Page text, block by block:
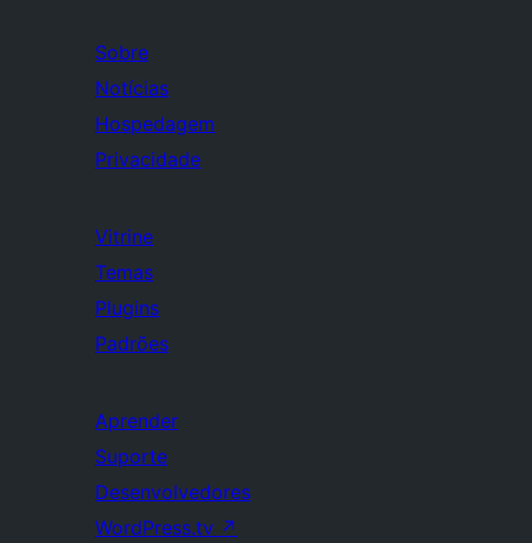
Sobre
Notícias
Hospedagem
Privacidade
Vitrine
Temas
Plugins
Padrões
Aprender
Suporte
Desenvolvedores
WordPress.tv ↗